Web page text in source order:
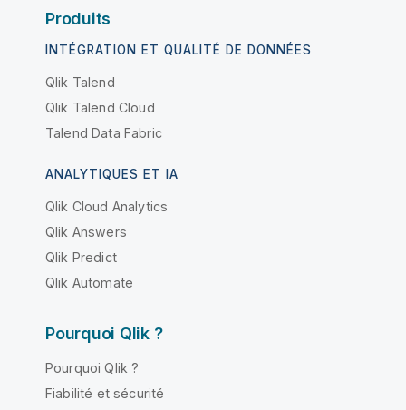
Produits
INTÉGRATION ET QUALITÉ DE DONNÉES
Qlik Talend
Qlik Talend Cloud
Talend Data Fabric
ANALYTIQUES ET IA
Qlik Cloud Analytics
Qlik Answers
Qlik Predict
Qlik Automate
Pourquoi Qlik ?
Pourquoi Qlik ?
Fiabilité et sécurité